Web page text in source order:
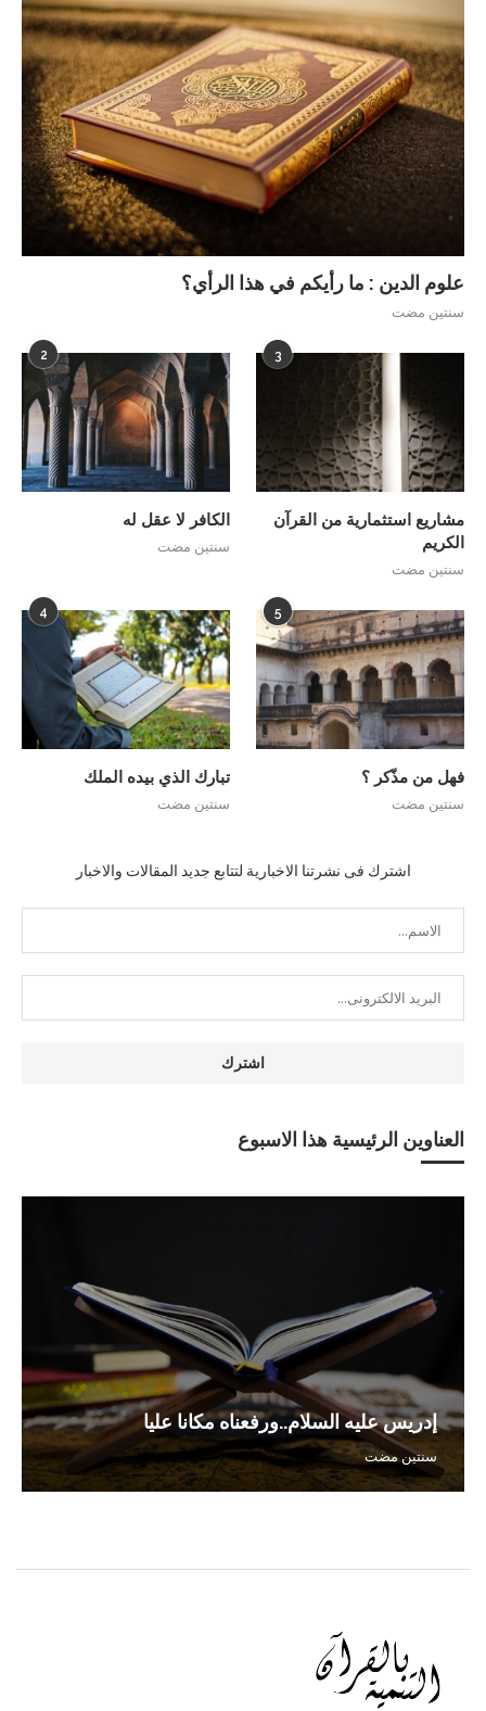
علوم الدين : ما رأيكم في هذا الرأي؟
سنتين مضت
2
الكافر لا عقل له
سنتين مضت
3
مشاريع استثمارية من القرآن
الكريم
سنتين مضت
4
تبارك الذي بيده الملك
سنتين مضت
5
فهل من مذّكر ؟
سنتين مضت
اشترك فى نشرتنا الاخبارية لتتابع جديد المقالات والاخبار
العناوين الرئيسية هذا الاسبوع
إدريس عليه السلام..ورفعناه مكانا عليا
سنتين مضت